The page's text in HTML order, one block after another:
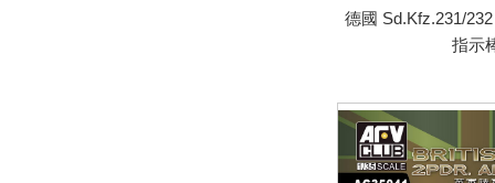
德國 Sd.Kfz.231/
指示